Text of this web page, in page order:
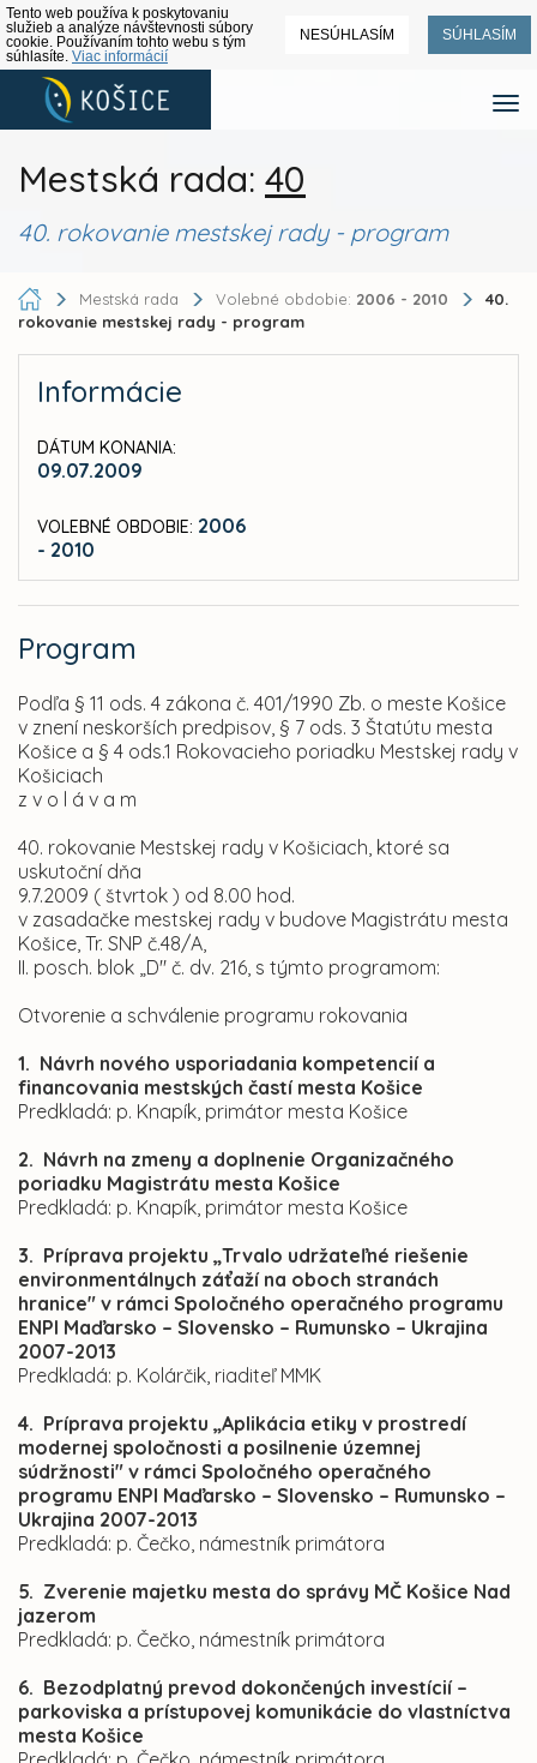
Tento web používa k poskytovaniu
služieb a analýze návštevnosti súbory
cookie. Používaním tohto webu s tým
súhlasíte. Viac informácií
NESÚHLASÍM SÚHLASÍM
Mestská rada: 40
40. rokovanie mestskej rady - program
Mestská rada Volebné obdobie: 2006 - 2010
40.
rokovanie mestskej rady - program
Informácie
DÁTUM KONANIA:
09.07.2009
VOLEBNÉ OBDOBIE: 2006
- 2010
Program
Podľa § 11 ods. 4 zákona č. 401/1990 Zb. o meste Košice
v znení neskorších predpisov, § 7 ods. 3 Štatútu mesta
Košice a § 4 ods.1 Rokovacieho poriadku Mestskej rady v
Košiciach
z v o l á v a m
40. rokovanie Mestskej rady v Košiciach, ktoré sa
uskutoční dňa
9.7.2009 ( štvrtok ) od 8.00 hod.
v zasadačke mestskej rady v budove Magistrátu mesta
Košice, Tr. SNP č.48/A,
II. posch. blok „D" č. dv. 216, s týmto programom:
Otvorenie a schválenie programu rokovania
1. Návrh nového usporiadania kompetencií a
financovania mestských častí mesta Košice
Predkladá: p. Knapík, primátor mesta Košice
2. Návrh na zmeny a doplnenie Organizačného
poriadku Magistrátu mesta Košice
Predkladá: p. Knapík, primátor mesta Košice
3. Príprava projektu „Trvalo udržateľné riešenie
environmentálnych záťaží na oboch stranách
hranice" v rámci Spoločného operačného programu
ENPI Maďarsko – Slovensko – Rumunsko – Ukrajina
2007-2013
Predkladá: p. Kolárčik, riaditeľ MMK
4. Príprava projektu „Aplikácia etiky v prostredí
modernej spoločnosti a posilnenie územnej
súdržnosti" v rámci Spoločného operačného
programu ENPI Maďarsko – Slovensko – Rumunsko –
Ukrajina 2007-2013
Predkladá: p. Čečko, námestník primátora
5. Zverenie majetku mesta do správy MČ Košice Nad
jazerom
Predkladá: p. Čečko, námestník primátora
6. Bezodplatný prevod dokončených investícií –
parkoviska a prístupovej komunikácie do vlastníctva
mesta Košice